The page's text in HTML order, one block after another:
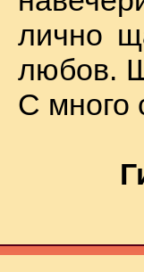
лично
любов.
С много